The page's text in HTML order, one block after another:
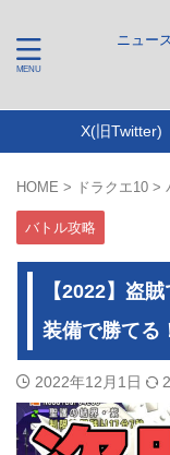
ニュー
X(旧Twitter)
HOME > ドラクエ10 >
バトル攻略
【2022】盗
装備で勝てる
2022年12月1日